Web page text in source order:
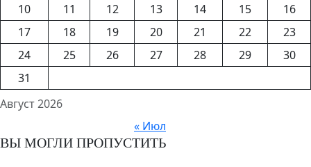
Август 2026
10
11 12 13 14 15
16
17
18 19 20 21 22
23
24
25 26 27 28 29
30
31
« Июл
ВЫ МОГЛИ ПРОПУСТИТЬ